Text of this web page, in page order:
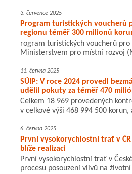
3. července 2025
Program turistických voucherů
regionu téměř 300 milionů
rogram turistických voucherů pro
Ministerstvem pro místní rozvoj
11. června 2025
SÚIP: V roce 2024 provedl
udělil pokuty za téměř 470
Celkem 18 969 provedených
v celkové výši 468 994 500 korun,
6. června 2025
První vysokorychlostní trať v
blíže realizaci
První vysokorychlostní trať v
procesu posouzení vlivů na